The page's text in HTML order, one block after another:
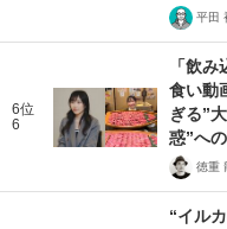
平田
6位
6
「飲
食い動
ぎる”
惑”へ
徳重
“イル